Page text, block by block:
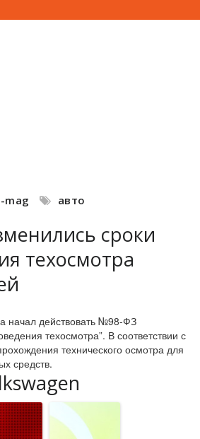
mag авто
сроки
техосмотра
начал действовать №98-ФЗ
техосмотра”. В соответствии с
технического осмотра для
средств.